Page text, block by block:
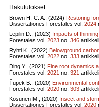
Hakutulokset
Brown H. C. A., (2024) Restoring
Dissertationes Forestales vol. 2024
Lepilin D., (2023) Impacts of
Forestales vol. 2023 no. 346 artikkeli
Ryhti K., (2022) Belowground
Forestales vol. 2022 no. 333 artikkeli
Ding Y., (2021) Fine root dynamics
Forestales vol. 2021 no. 321 artikkeli
Ťupek B., (2020) Environmental
Forestales vol. 2020 no. 303 artikkeli
Kosunen M., (2020) Insect and
Dissertationes Forestales vol. 2020